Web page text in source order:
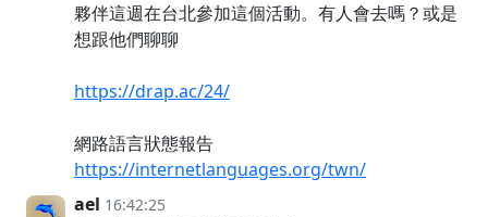
夥伴這週在台北參加這個活動。有人會去嗎？或是
想跟他們聊聊
https://drap.ac/24/
網路語言狀態報告
https://internetlanguages.org/twn/
ael 16:42:25